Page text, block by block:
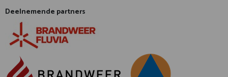
Deelnemende partners